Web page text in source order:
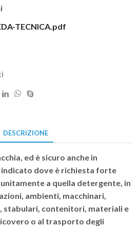
TECNICA.pdf
DESCRIZIONE
ed è sicuro anche in
indicato dove è richiesta forte
a quella detergente, in
ambienti, macchinari,
stabulari, contenitori, materiali e
o al trasporto degli